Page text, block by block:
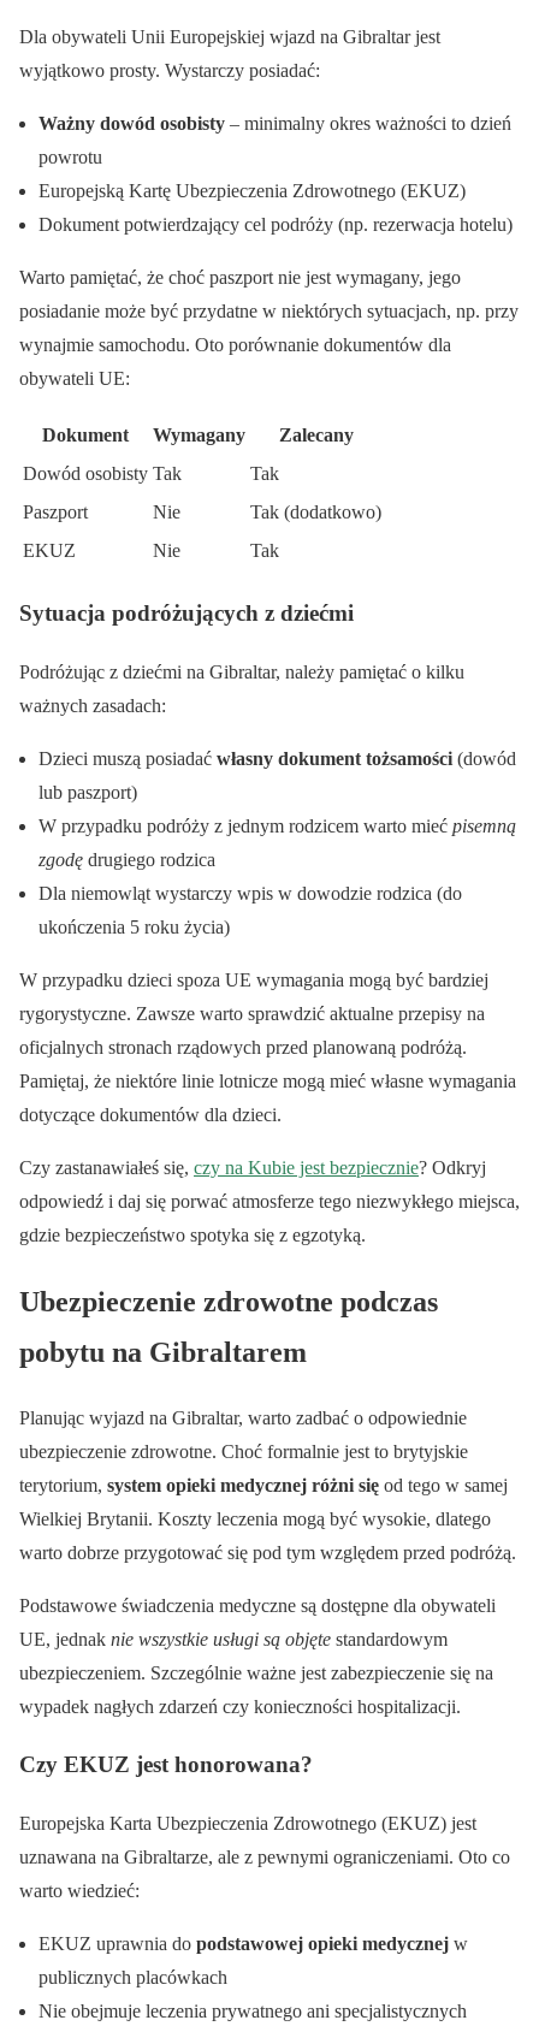
Dla obywateli Unii Europejskiej wjazd na Gibraltar jest
wyjątkowo prosty. Wystarczy posiadać:
Ważny dowód osobisty – minimalny okres ważności to dzień
powrotu
Europejską Kartę Ubezpieczenia Zdrowotnego (EKUZ)
Dokument potwierdzający cel podróży (np. rezerwacja hotelu)
Warto pamiętać, że choć paszport nie jest wymagany, jego
posiadanie może być przydatne w niektórych sytuacjach, np. przy
wynajmie samochodu. Oto porównanie dokumentów dla
obywateli UE:
Dokument Wymagany
Zalecany
Dowód osobisty Tak
Tak
Paszport
Nie
Tak (dodatkowo)
EKUZ
Nie Tak
Sytuacja podróżujących z dziećmi
Podróżując z dziećmi na Gibraltar, należy pamiętać o kilku
ważnych zasadach:
Dzieci muszą posiadać własny dokument tożsamości (dowód
lub paszport)
W przypadku podróży z jednym rodzicem warto mieć pisemną
zgodę drugiego rodzica
Dla niemowląt wystarczy wpis w dowodzie rodzica (do
ukończenia 5 roku życia)
W przypadku dzieci spoza UE wymagania mogą być bardziej
rygorystyczne. Zawsze warto sprawdzić aktualne przepisy na
oficjalnych stronach rządowych przed planowaną podróżą.
Pamiętaj, że niektóre linie lotnicze mogą mieć własne wymagania
dotyczące dokumentów dla dzieci.
Czy zastanawiałeś się, czy na Kubie jest bezpiecznie? Odkryj
odpowiedź i daj się porwać atmosferze tego niezwykłego miejsca,
gdzie bezpieczeństwo spotyka się z egzotyką.
Ubezpieczenie zdrowotne podczas
pobytu na Gibraltarem
Planując wyjazd na Gibraltar, warto zadbać o odpowiednie
ubezpieczenie zdrowotne. Choć formalnie jest to brytyjskie
terytorium, system opieki medycznej różni się od tego w samej
Wielkiej Brytanii. Koszty leczenia mogą być wysokie, dlatego
warto dobrze przygotować się pod tym względem przed podróżą.
Podstawowe świadczenia medyczne są dostępne dla obywateli
UE, jednak nie wszystkie usługi są objęte standardowym
ubezpieczeniem. Szczególnie ważne jest zabezpieczenie się na
wypadek nagłych zdarzeń czy konieczności hospitalizacji.
Czy EKUZ jest honorowana?
Europejska Karta Ubezpieczenia Zdrowotnego (EKUZ) jest
uznawana na Gibraltarze, ale z pewnymi ograniczeniami. Oto co
warto wiedzieć:
EKUZ uprawnia do podstawowej opieki medycznej w
publicznych placówkach
Nie obejmuje leczenia prywatnego ani specjalistycznych